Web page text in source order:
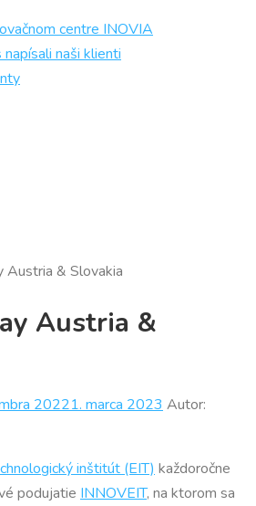
centre INOVIA
napísali naši klienti
Austria & Slovakia
Austria &
20221. marca 2023 Autor:
inštitút (EIT) každoročne
podujatie INNOVEIT, na ktorom sa